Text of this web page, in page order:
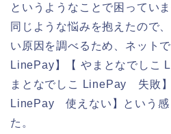
というようなことで困ってい
同じような悩みを抱えたので
い原因を調べるため、ネット
LinePay】【 やまとなでし
まとなでしこ LinePay 失敗
LinePay 使えない】という感
た。